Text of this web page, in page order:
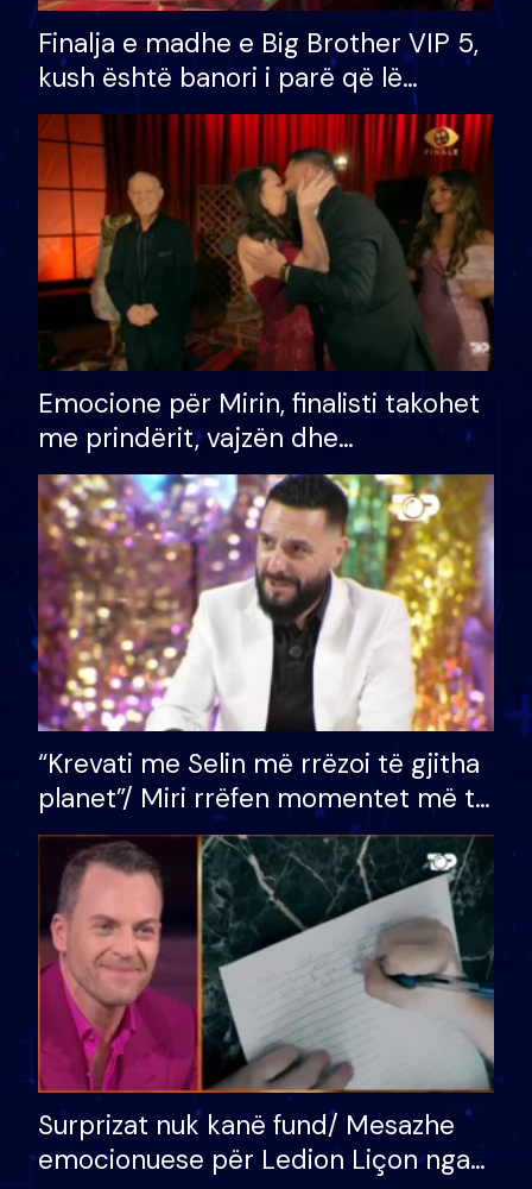
Finalja e madhe e Big Brother VIP 5,
kush është banori i parë që lë
shtëpinë dhe humb mundësinë për
të fituar çmimin e madh
Emocione për Mirin, finalisti takohet
me prindërit, vajzën dhe
bashkëshorten: S’kemi ndonjë letër
divorci apo jo?
“Krevati me Selin më rrëzoi të gjitha
planet”/ Miri rrëfen momentet më të
bukura në shtëpinë e BB VIP: Do më
mungojë zilja e mëngjesit kur…
Surprizat nuk kanë fund/ Mesazhe
emocionuese për Ledion Liçon nga